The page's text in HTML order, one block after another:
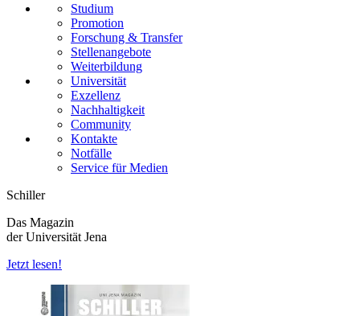
Studium
Promotion
Forschung & Transfer
Stellenangebote
Weiterbildung
Universität
Exzellenz
Nachhaltigkeit
Community
Kontakte
Notfälle
Service für Medien
Schiller
Das Magazin
der Universität Jena
Jetzt lesen!